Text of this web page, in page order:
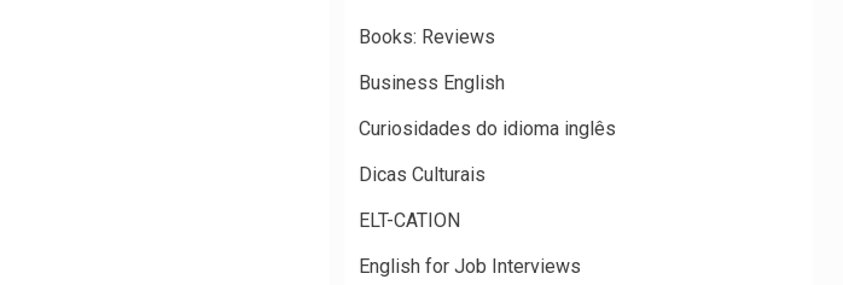
Books: Reviews
Business English
Curiosidades do idioma inglês
Dicas Culturais
ELT-CATION
English for Job Interviews